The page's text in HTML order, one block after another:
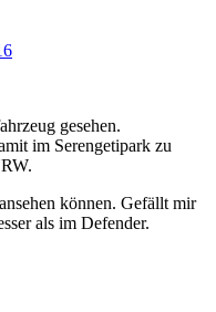
gesehen.
im Serengetipark zu
können. Gefällt mir
als im Defender.